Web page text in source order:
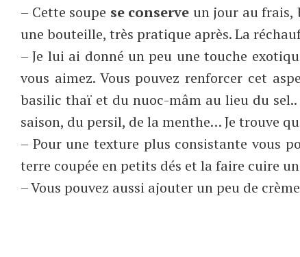
– Cette soupe se conserve un jour au frais,
une bouteille, très pratique après. La
– Je lui ai donné un peu une touche
vous aimez. Vous pouvez renforcer cet
basilic thaï et du nuoc-mâm au lieu du
saison, du persil, de la menthe… Je trouve
– Pour une texture plus consistante vous
terre coupée en petits dés et la faire cuire
– Vous pouvez aussi ajouter un peu de